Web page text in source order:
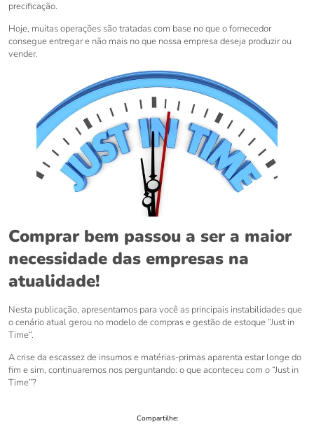
precificação.
Hoje, muitas operações são tratadas com base no que o fornecedor
consegue entregar e não mais no que nossa empresa deseja produzir ou
vender.
Comprar bem passou a ser a maior
necessidade das empresas na
atualidade!
Nesta publicação, apresentamos para você as principais instabilidades que
o cenário atual gerou no modelo de compras e gestão de estoque “Just in
Time“.
A crise da escassez de insumos e matérias-primas aparenta estar longe do
fim e sim, continuaremos nos perguntando: o que aconteceu com o “Just in
Time”?
Compartilhe: